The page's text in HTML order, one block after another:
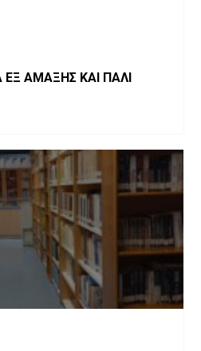
ΑΜΑΞΗΣ ΚΑΙ ΠΑΛΙ